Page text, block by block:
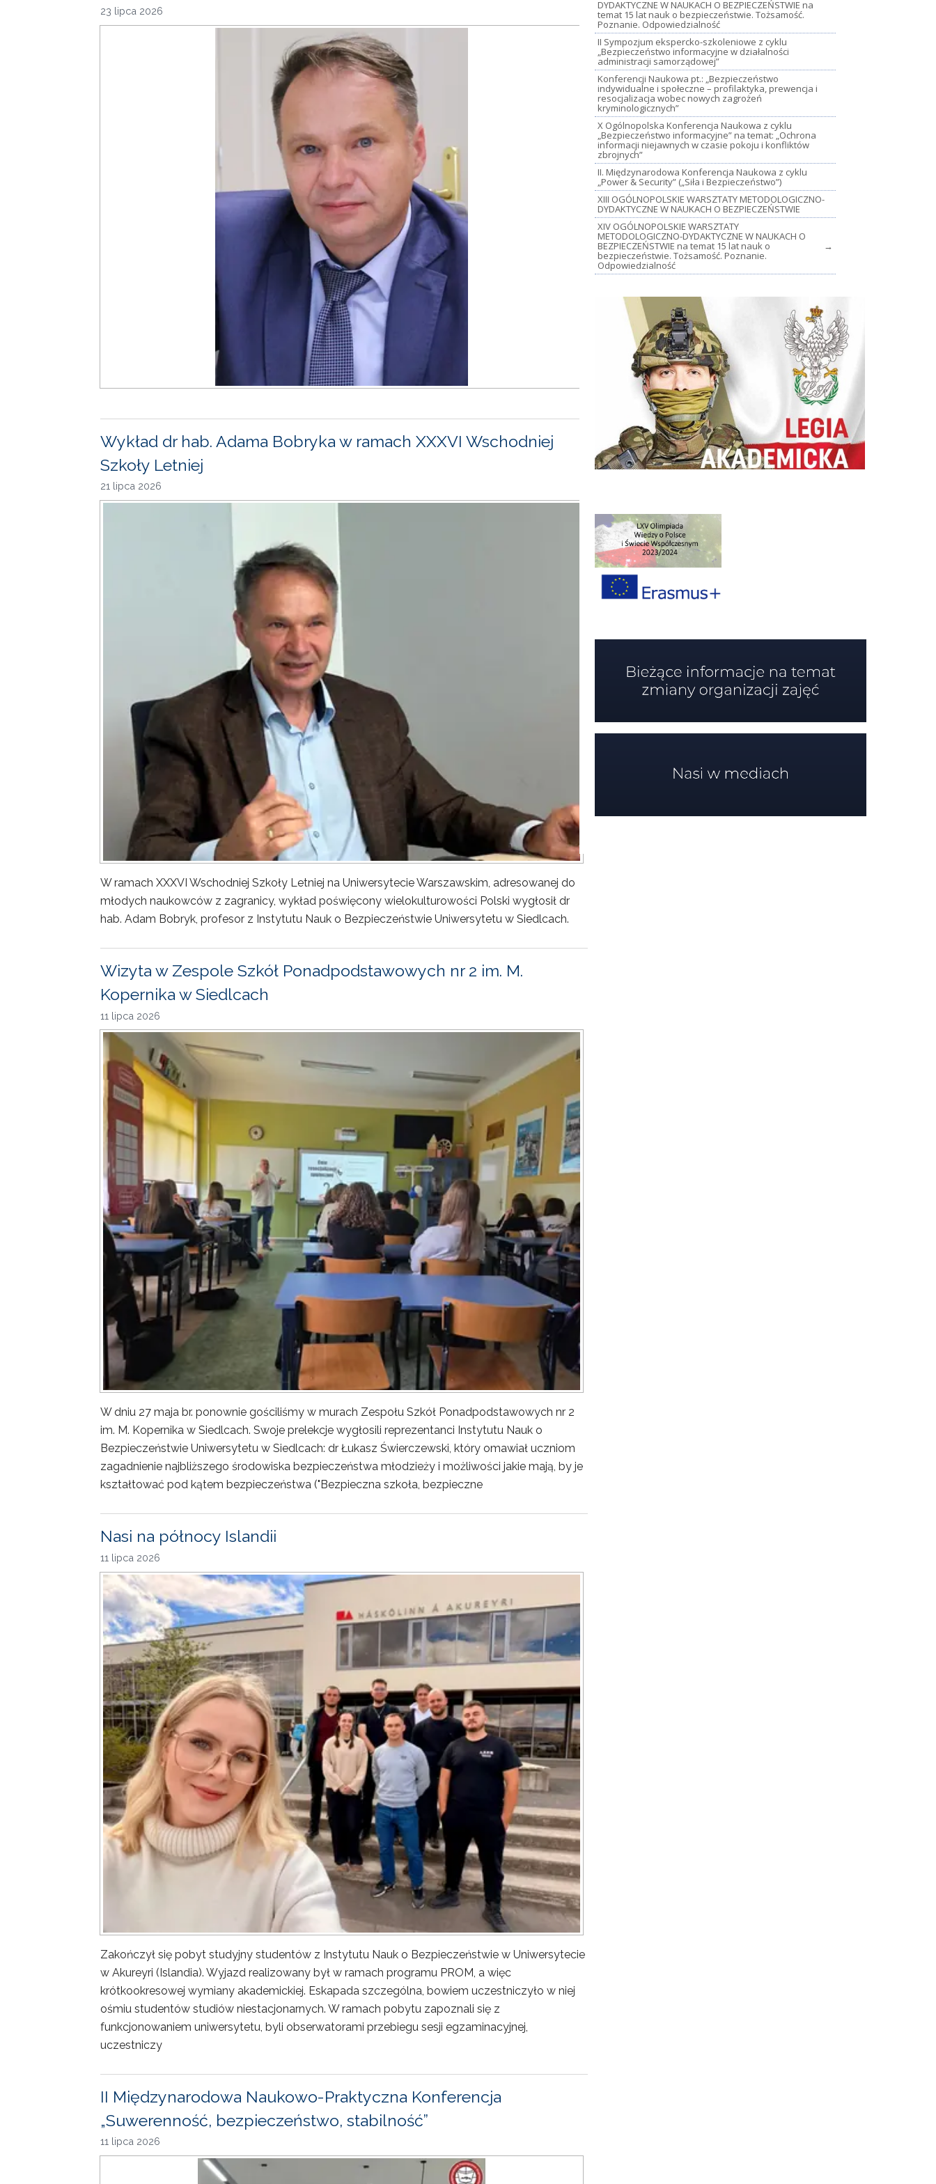
23 lipca 2026
Wykład dr hab. Adama Bobryka w ramach XXXVI Wschodniej
Szkoły Letniej
21 lipca 2026
W ramach XXXVI Wschodniej Szkoły Letniej na Uniwersytecie Warszawskim, adresowanej do
młodych naukowców z zagranicy, wykład poświęcony wielokulturowości Polski wygłosił dr
hab. Adam Bobryk, profesor z Instytutu Nauk o Bezpieczeństwie Uniwersytetu w Siedlcach.
Wizyta w Zespole Szkół Ponadpodstawowych nr 2 im. M.
Kopernika w Siedlcach
11 lipca 2026
W dniu 27 maja br. ponownie gościliśmy w murach Zespołu Szkół Ponadpodstawowych nr 2
im. M. Kopernika w Siedlcach. Swoje prelekcje wygłosili reprezentanci Instytutu Nauk o
Bezpieczeństwie Uniwersytetu w Siedlcach: dr Łukasz Świerczewski, który omawiał uczniom
zagadnienie najbliższego środowiska bezpieczeństwa młodzieży i możliwości jakie mają, by je
kształtować pod kątem bezpieczeństwa ("Bezpieczna szkoła, bezpieczne
Nasi na północy Islandii
11 lipca 2026
Zakończył się pobyt studyjny studentów z Instytutu Nauk o Bezpieczeństwie w Uniwersytecie
w Akureyri (Islandia). Wyjazd realizowany był w ramach programu PROM, a więc
krótkookresowej wymiany akademickiej. Eskapada szczególna, bowiem uczestniczyło w niej
ośmiu studentów studiów niestacjonarnych. W ramach pobytu zapoznali się z
funkcjonowaniem uniwersytetu, byli obserwatorami przebiegu sesji egzaminacyjnej,
uczestniczy
II Międzynarodowa Naukowo-Praktyczna Konferencja
„Suwerenność, bezpieczeństwo, stabilność”
11 lipca 2026
DYDAKTYCZNE W NAUKACH O BEZPIECZEŃSTWIE na
temat 15 lat nauk o bezpieczeństwie. Tożsamość.
Poznanie. Odpowiedzialność
II Sympozjum ekspercko-szkoleniowe z cyklu
„Bezpieczeństwo informacyjne w działalności
administracji samorządowej”
Konferencji Naukowa pt.: „Bezpieczeństwo
indywidualne i społeczne – profilaktyka, prewencja i
resocjalizacja wobec nowych zagrożeń
kryminologicznych”
X Ogólnopolska Konferencja Naukowa z cyklu
„Bezpieczeństwo informacyjne” na temat: „Ochrona
informacji niejawnych w czasie pokoju i konfliktów
zbrojnych”
II. Międzynarodowa Konferencja Naukowa z cyklu
„Power & Security” („Siła i Bezpieczeństwo”)
XIII OGÓLNOPOLSKIE WARSZTATY METODOLOGICZNO-
DYDAKTYCZNE W NAUKACH O BEZPIECZEŃSTWIE
XIV OGÓLNOPOLSKIE WARSZTATY
METODOLOGICZNO-DYDAKTYCZNE W NAUKACH O
BEZPIECZEŃSTWIE na temat 15 lat nauk o
bezpieczeństwie. Tożsamość. Poznanie.
Odpowiedzialność
→